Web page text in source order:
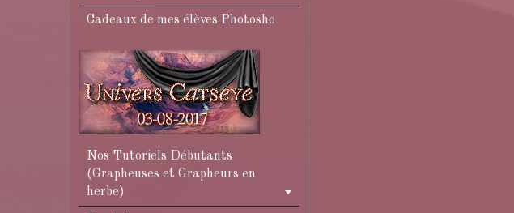
Cadeaux de mes élèves Photosho
Nos Tutoriels Débutants
(Grapheuses et Grapheurs en
herbe)